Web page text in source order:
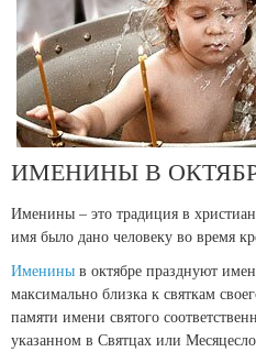
ИМЕНИНЫ В
Именины – это традиция в
имя было дано человеку во время
Именины в октябре празднуют
максимально близка к святкам
памяти имени святого
указанном в Святцах или